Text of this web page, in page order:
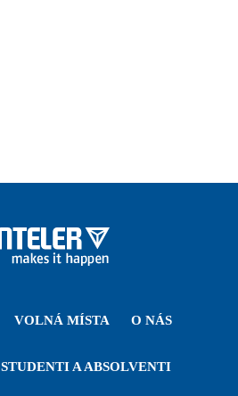
VOLNÁ MÍSTA O NÁS
STUDENTI A ABSOLVENTI